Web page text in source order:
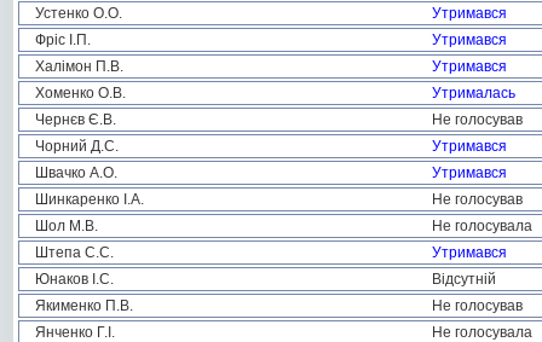
Устенко О.О.
Утримався
Фріс І.П.
Утримався
Халімон П.В.
Утримався
Хоменко О.В.
Утрималась
Чернєв Є.В.
Не голосував
Чорний Д.С.
Утримався
Швачко А.О.
Утримався
Шинкаренко І.А.
Не голосував
Шол М.В.
Не голосувала
Штепа С.С.
Утримався
Юнаков І.С.
Відсутній
Якименко П.В.
Не голосував
Янченко Г.І.
Не голосувала